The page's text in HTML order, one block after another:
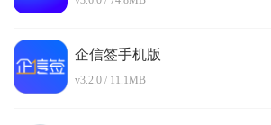
企信签手机版
v3.2.0 / 11.1MB